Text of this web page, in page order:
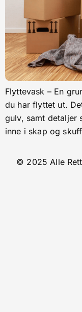
Flyttevask – En
du har flyttet ut.
gulv, samt detaljer
inne i skap og
© 2025 Alle